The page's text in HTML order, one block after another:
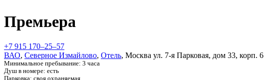
Премьера
+7 915 170‒25‒57
ВАО, Северное Измайлово, Отель, Москва ул. 7-я Парковая, дом 33, корп. 6
Минимальное пребывание: 3 часа
Душ в номере: есть
Парковка: своя охраняемая